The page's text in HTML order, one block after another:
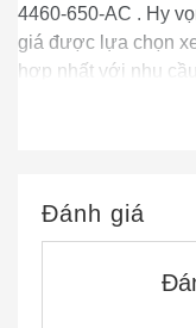
4460-650-AC . Hy
giá được lựa chọn
hợp nhất với nhu
quyết định việc
trong kho, đầy đủ
giá tốt hỗ trợ cho dự
CẦN THÔNG TIN
Đánh giá